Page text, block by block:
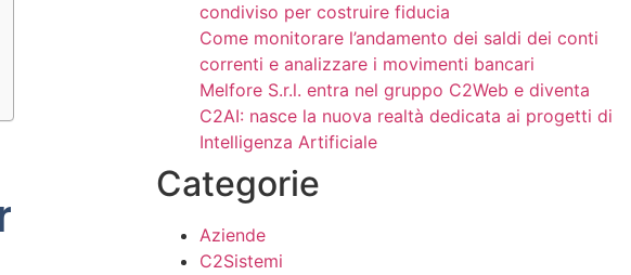
condiviso per costruire fiducia
Come monitorare l’andamento dei saldi dei conti
correnti e analizzare i movimenti bancari
Melfore S.r.l. entra nel gruppo C2Web e diventa
C2AI: nasce la nuova realtà dedicata ai progetti di
Intelligenza Artificiale
Categorie
Aziende
C2Sistemi